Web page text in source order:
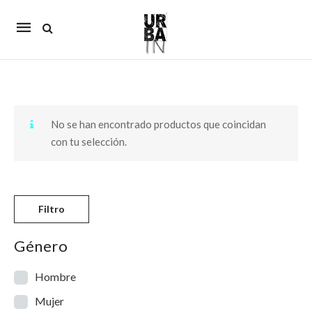
Mobile
No se han encontrado productos que coincidan
con tu selección.
Filtro
Género
Hombre
Mujer